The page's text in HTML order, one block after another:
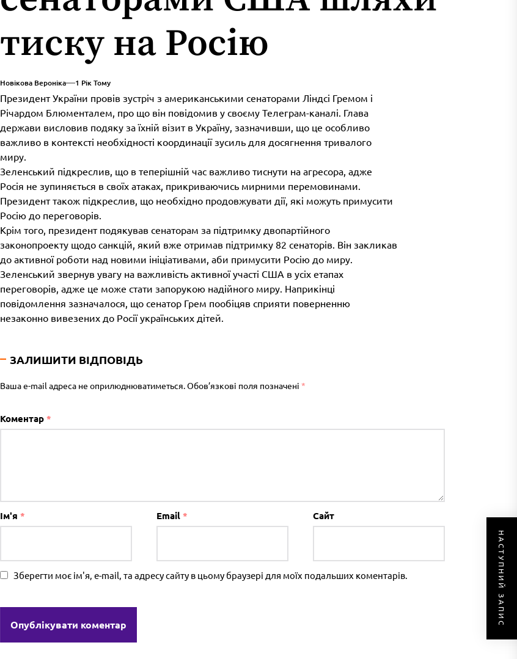
тиску на Росію
Новікова Вероніка 1 Рік Тому
Президент України провів зустріч з американськими сенаторами Ліндсі Гремом і
Річардом Блюменталем, про що він повідомив у своєму Телеграм-каналі. Глава
держави висловив подяку за їхній візит в Україну, зазначивши, що це особливо
важливо в контексті необхідності координації зусиль для досягнення тривалого
миру.
Зеленський підкреслив, що в теперішній час важливо тиснути на агресора, адже
Росія не зупиняється в своїх атаках, прикриваючись мирними перемовинами.
Президент також підкреслив, що необхідно продовжувати дії, які можуть примусити
Росію до переговорів.
Крім того, президент подякував сенаторам за підтримку двопартійного
законопроекту щодо санкцій, який вже отримав підтримку 82 сенаторів. Він закликав
до активної роботи над новими ініціативами, аби примусити Росію до миру.
Зеленський звернув увагу на важливість активної участі США в усіх етапах
переговорів, адже це може стати запорукою надійного миру. Наприкінці
повідомлення зазначалося, що сенатор Грем пообіцяв сприяти поверненню
незаконно вивезених до Росії українських дітей.
ЗАЛИШИТИ ВІДПОВІДЬ
Ваша e-mail адреса не оприлюднюватиметься.Обов’язкові поля позначені *
Коментар *
Ім'я * Email * Сайт
Зберегти моє ім'я, e-mail, та адресу сайту в цьому браузері для моїх подальших коментарів. НАСТУПНИЙ ЗАПИС